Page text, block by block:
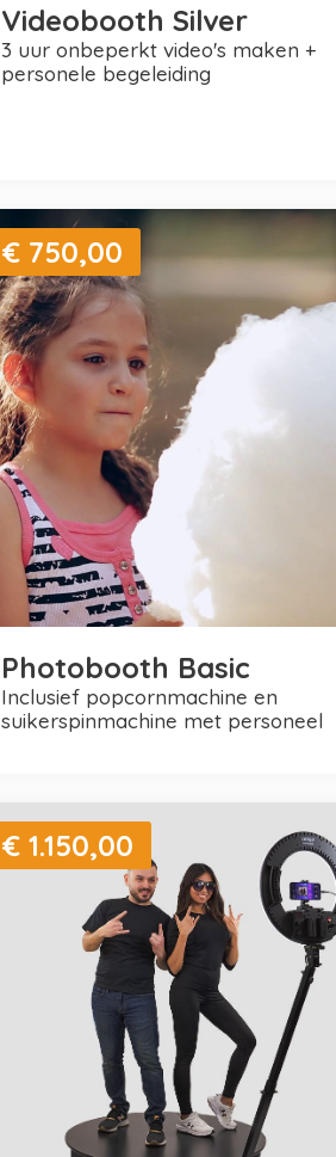
Videobooth Silver
3 uur onbeperkt video's maken +
personele begeleiding
€ 750,00
Photobooth Basic
inclusief popcornmachine en
suikerspinmachine met personeel
€ 1.150,00